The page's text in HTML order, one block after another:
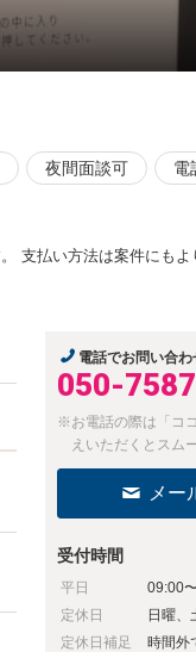
夜間面談可 電
支払い方法は案件にも
電話でお問い合わ
050-
※お電話の際は「コ
えいただくとスム
メー
受付時間
平日
09:00
定休日
日曜、
定休日補足
時間外